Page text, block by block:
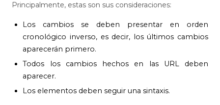
Principalmente, estas son sus consideraciones:
Los cambios se deben presentar en orden
cronológico inverso, es decir, los últimos cambios
aparecerán primero.
Todos los cambios hechos en las URL deben
aparecer.
Los elementos deben seguir una sintaxis.